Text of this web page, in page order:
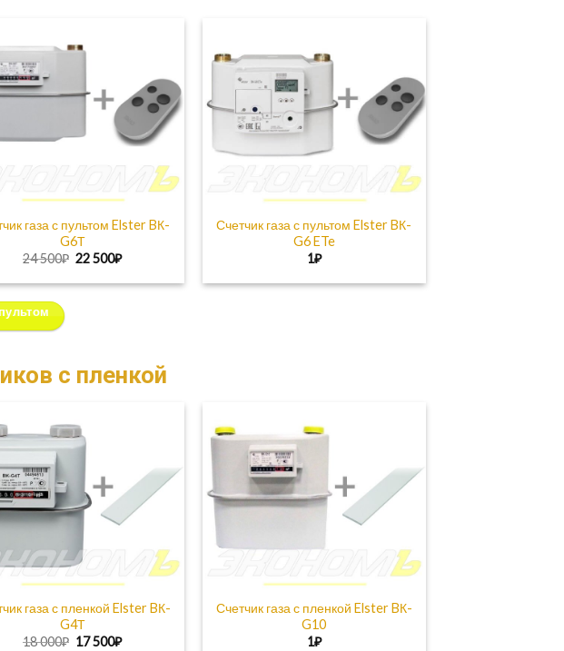
газа с пультом Elster BК-
G6Т
24 500₽ Первоначальная
составляла
22 500₽Текущая
22
Счетчик газа с пультом Elster BК-
G6 ETe
1₽
c пленкой
газа с пленкой Elster BК-
G4Т
18 000₽ Первоначальная
17 500₽Текущая
Счетчик газа с пленкой Elster BК-
G10
1₽